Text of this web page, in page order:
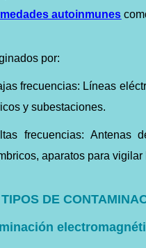
autoinmunes
por:
frecuencias: Líneas
y subestaciones.
frecuencias: Antenas
aparatos para vigilar
DE